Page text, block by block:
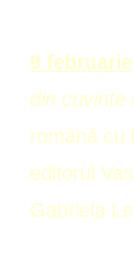
9 februarie
din cuvinte
română cu
editorul
Gabriela